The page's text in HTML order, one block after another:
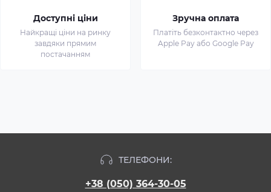
Доступні ціни
Найкращі ціни на ринку
завдяки прямим
постачанням
Зручна оплата
Платіть безконтактно через
Apple Pay або Google Pay
ТЕЛЕФОНИ:
+38 (050) 364-30-05